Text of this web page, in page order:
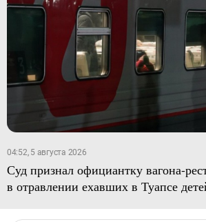
04:52, 5 августа 2026
Суд признал официантку вагона-
в отравлении ехавших в Туапсе